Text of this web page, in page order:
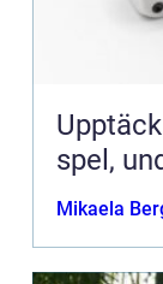
spel,
Mikaela